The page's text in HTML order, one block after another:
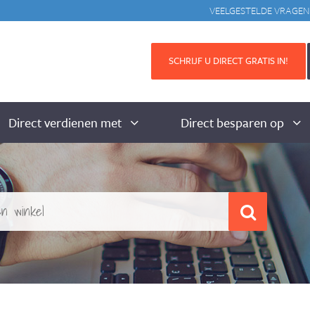
VEELGESTELDE VRAGEN
SCHRIJF U DIRECT GRATIS IN!
Direct verdienen met Direct besparen op